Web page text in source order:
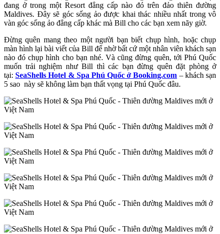
đang ở trong một Resort đẳng cấp nào đó trên đảo thiên đường
Maldives. Đây sẽ góc sống ảo được khai thác nhiều nhất trong vô
vàn góc sống ảo đẳng cấp khác mà Bill cho các bạn xem nãy giờ.
Đừng quên mang theo một người bạn biết chụp hình, hoặc chụp
màn hình lại bài viết của Bill để nhờ bất cứ một nhân viên khách sạn
nào đó chụp hình cho bạn nhé. Và cũng đừng quên, tới Phú Quốc
muốn trải nghiệm như Bill thì các bạn đừng quên đặt phòng ở
tại:SeaShells Hotel & Spa Phú Quốc ở Booking.com – khách sạn
5 sao này sẽ không làm bạn thất vọng tại Phú Quốc đâu.